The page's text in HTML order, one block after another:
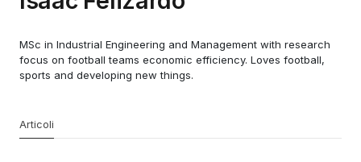
MSc in Industrial Engineering and Management with research
focus on football teams economic efficiency. Loves football,
sports and developing new things.
Articoli